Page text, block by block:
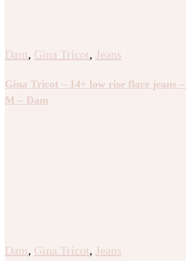
Dam, Gina Tricot, Jeans
Gina Tricot – 14+ low rise flare jeans
M – Dam
Dam, Gina Tricot, Jeans